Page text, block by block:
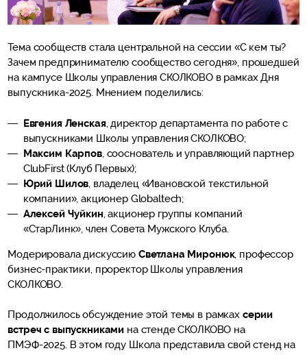
Тема сообществ стала центральной на сессии «С кем ты?
Зачем предпринимателю сообщество сегодня», прошедшей
на кампусе Школы управления СКОЛКОВО в рамках Дня
выпускника-2025. Мнением поделились:
Евгения Ленская, директор департамента по работе с
выпускниками Школы управления СКОЛКОВО;
Максим Карпов, сооснователь и управляющий партнер
ClubFirst (Клуб Первых);
Юрий Шилов , владелец «Ивановской текстильной
компании», акционер Globaltech;
Алексей Чуйкин , акционер группы компаний
«СтарЛинк», член Совета Мужского Клуба.
Модерировала дискуссию Светлана Миронюк, профессор
бизнес-практики, проректор Школы управления
СКОЛКОВО.
Продолжилось обсуждение этой темы в рамках серии
встреч с выпускниками на стенде СКОЛКОВО на
ПМЭФ-2025. В этом году Школа представила свой стенд на